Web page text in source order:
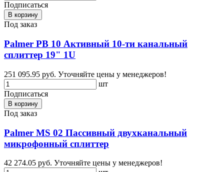
Подписаться
В корзину
Под заказ
Palmer PB 10 Активный 10-ти канальный
сплиттер 19" 1U
251 095.95 руб. Уточняйте цены у менеджеров!
шт
Подписаться
В корзину
Под заказ
Palmer MS 02 Пассивный двухканальный
микрофонный сплиттер
42 274.05 руб. Уточняйте цены у менеджеров!